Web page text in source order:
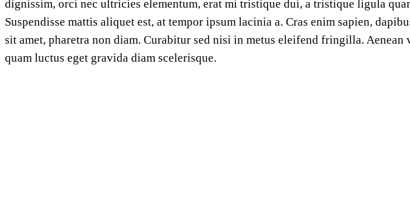
dignissim, orci nec ultricies elementum, erat mi tristique dui, a tristique ligula
Suspendisse mattis aliquet est, at tempor ipsum lacinia a. Cras enim sapien,
sit amet, pharetra non diam. Curabitur sed nisi in metus eleifend fringilla. Aenean
quam luctus eget gravida diam scelerisque.